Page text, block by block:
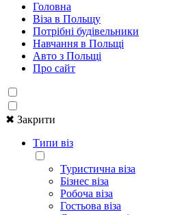
Головна
Віза в Польщу
Потрібні будівельники
Навчання в Польщі
Авто з Польщі
Про сайт
✖ Закрити
Типи віз
Туристична віза
Бізнес віза
Робоча віза
Гостьова віза